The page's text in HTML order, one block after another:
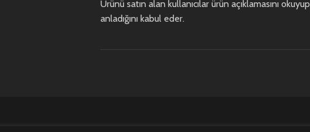
Ürünü satın alan kullanıcılar ürün açıklamasını okuyup
anladığını kabul eder.